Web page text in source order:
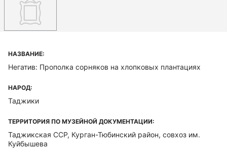
НАЗВАНИЕ:
Негатив: Прополка сорняков на хлопковых плантациях
НАРОД:
Таджики
ТЕРРИТОРИЯ ПО МУЗЕЙНОЙ ДОКУМЕНТАЦИИ:
Таджикская ССР, Курган-Тюбинский район, совхоз им.
Куйбышева